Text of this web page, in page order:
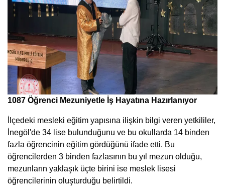
1087 Öğrenci Mezuniyetle İş Hayatına Hazırlanıyor
İlçedeki mesleki eğitim yapısına ilişkin bilgi veren yetkililer,
İnegöl'de 34 lise bulunduğunu ve bu okullarda 14 binden
fazla öğrencinin eğitim gördüğünü ifade etti. Bu
öğrencilerden 3 binden fazlasının bu yıl mezun olduğu,
mezunların yaklaşık üçte birini ise meslek lisesi
öğrencilerinin oluşturduğu belirtildi.